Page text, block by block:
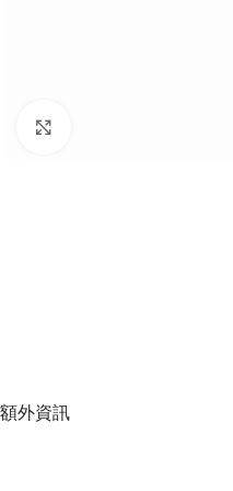
額外資訊